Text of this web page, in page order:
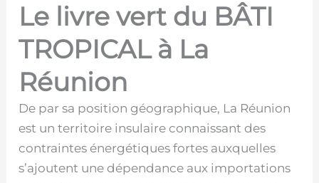
Le livre vert du BÂTI
TROPICAL à La
Réunion
De par sa position géographique, La Réunion
est un territoire insulaire connaissant des
contraintes énergétiques fortes auxquelles
s’ajoutent une dépendance aux importations